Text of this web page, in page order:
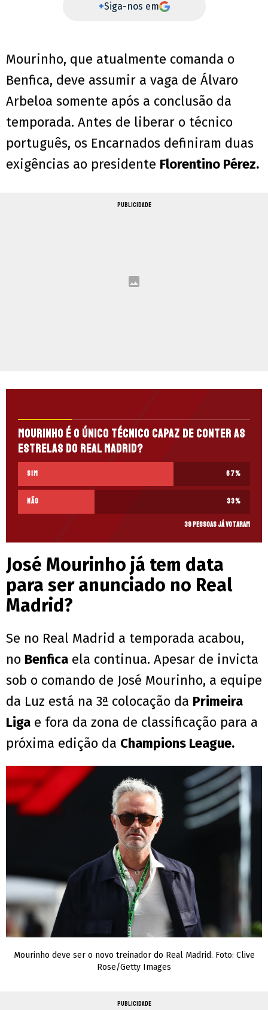
+Siga-nos em
Mourinho, que atualmente comanda o
Benfica, deve assumir a vaga de Álvaro
Arbeloa somente após a conclusão da
temporada. Antes de liberar o técnico
português, os Encarnados definiram duas
exigências ao presidente Florentino Pérez.
PUBLICIDADE
Mourinho é o único técnico capaz de conter as
estrelas do Real Madrid?
Sim 67%
Não 33%
39 pessoas já votaram
José Mourinho já tem data
para ser anunciado no Real
Madrid?
Se no Real Madrid a temporada acabou,
no Benfica ela continua. Apesar de invicta
sob o comando de José Mourinho, a equipe
da Luz está na 3ª colocação da Primeira
Liga e fora da zona de classificação para a
próxima edição da Champions League.
Mourinho deve ser o novo treinador do Real Madrid. Foto: Clive
Rose/Getty Images
PUBLICIDADE